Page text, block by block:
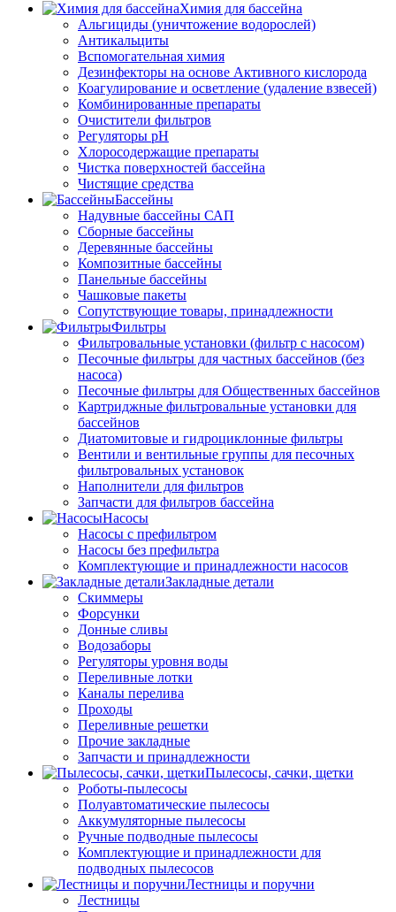
Химия для бассейна
Альгициды (уничтожение водорослей)
Антикальциты
Вспомогательная химия
Дезинфекторы на основе Активного кислорода
Коагулирование и осветление (удаление взвесей)
Комбинированные препараты
Очистители фильтров
Регуляторы pH
Хлоросодержащие препараты
Чистка поверхностей бассейна
Чистящие средства
Бассейны
Надувные бассейны САП
Сборные бассейны
Деревянные бассейны
Композитные бассейны
Панельные бассейны
Чашковые пакеты
Сопутствующие товары, принадлежности
Фильтры
Фильтровальные установки (фильтр с насосом)
Песочные фильтры для частных бассейнов (без
насоса)
Песочные фильтры для Общественных бассейнов
Картриджные фильтровальные установки для
бассейнов
Диатомитовые и гидроциклонные фильтры
Вентили и вентильные группы для песочных
фильтровальных установок
Наполнители для фильтров
Запчасти для фильтров бассейна
Насосы
Насосы с префильтром
Насосы без префильтра
Комплектующие и принадлежности насосов
Закладные детали
Скиммеры
Форсунки
Донные сливы
Водозаборы
Регуляторы уровня воды
Переливные лотки
Каналы перелива
Проходы
Переливные решетки
Прочие закладные
Запчасти и принадлежности
Пылесосы, сачки, щетки
Роботы-пылесосы
Полуавтоматические пылесосы
Аккумуляторные пылесосы
Ручные подводные пылесосы
Комплектующие и принадлежности для
подводных пылесосов
Лестницы и поручни
Лестницы